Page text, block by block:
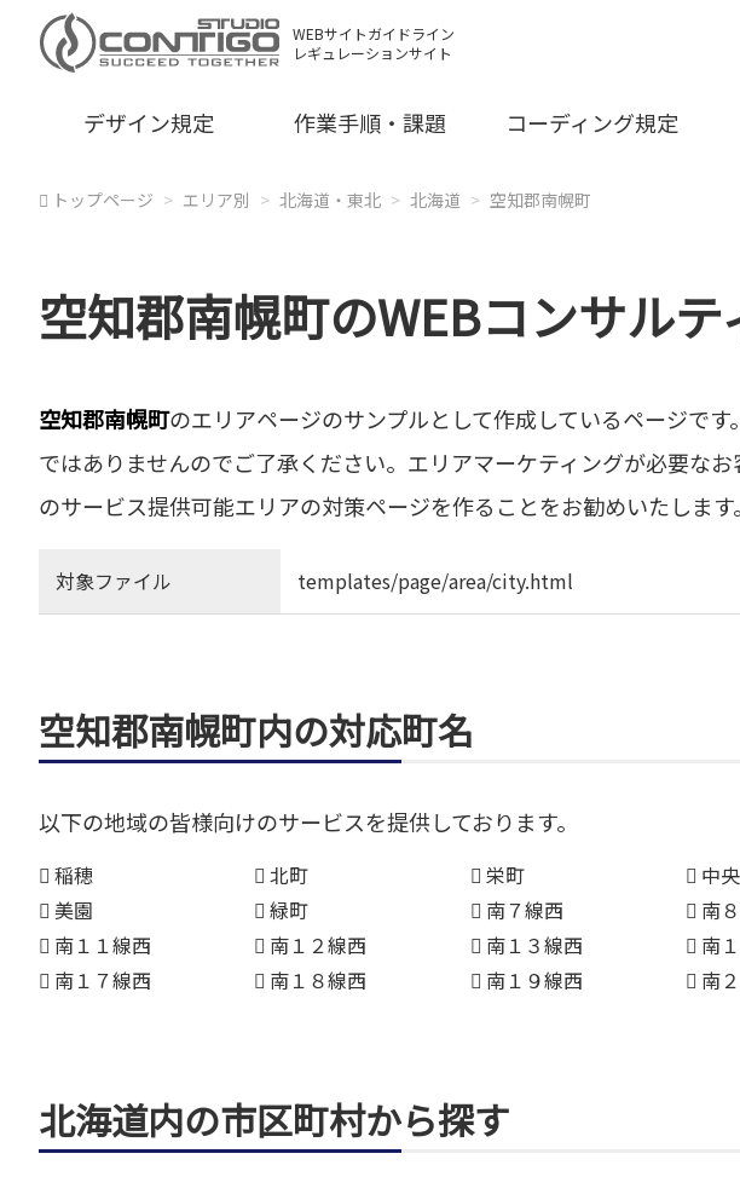
WEBサイトガイドライン
レギュレーションサイト
デザイン規定 作業手順・課題 コーディング規定
トップページ エリア別 北海道・東北 北海道 空知郡南幌町
空知郡南幌町のWEBコンサル
空知郡南幌町のエリアページのサンプルとして作成しているページで
ではありませんのでご了承ください。エリアマーケティングが必要な
のサービス提供可能エリアの対策ページを作ることをお勧めいたします。
対象ファイル templates/page/area/city.html
空知郡南幌町内の対応町名
以下の地域の皆様向けのサービスを提供しております。
稲穂 北町 栄町 中央
美園
緑町 南７線西 南
南１１線西
南１２線西 南１３線西 南
南１７線西
南１８線西 南１９線西 南
北海道内の市区町村から探す